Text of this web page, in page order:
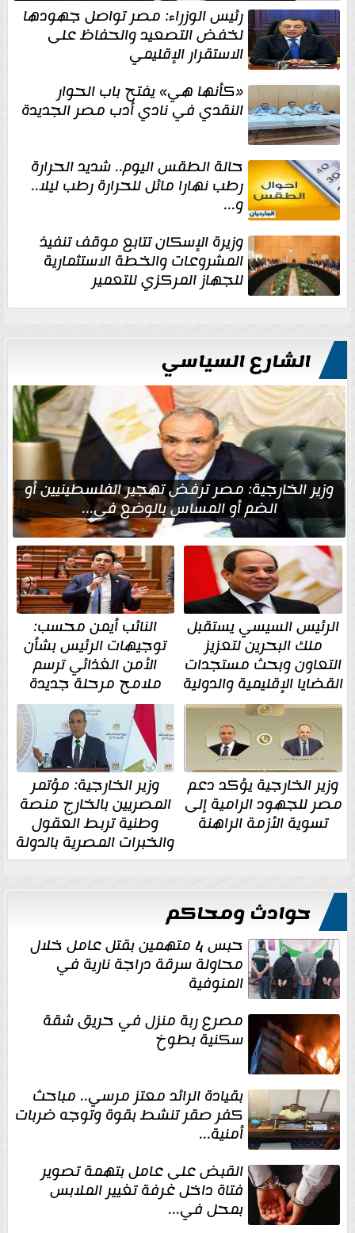
رئيس الوزراء: مصر تواصل جهودها
لخفض التصعيد والحفاظ على
الاستقرار الإقليمي
«كأنها هي» يفتح باب الحوار
النقدي في نادي أدب مصر الجديدة
حالة الطقس اليوم.. شديد الحرارة
رطب نهارا مائل للحرارة رطب ليلا..
و...
وزيرة الإسكان تتابع موقف تنفيذ
المشروعات والخطة الاستثمارية
للجهاز المركزي للتعمير
الشارع السياسي
وزير الخارجية: مصر ترفض تهجير الفلسطينيين أو
الضم أو المساس بالوضع في...
الرئيس السيسي يستقبل
ملك البحرين لتعزيز
التعاون وبحث مستجدات
القضايا الإقليمية والدولية
النائب أيمن محسب:
توجيهات الرئيس بشأن
الأمن الغذائي ترسم
ملامح مرحلة جديدة
وزير الخارجية يؤكد دعم
مصر للجهود الرامية إلى
تسوية الأزمة الراهنة
وزير الخارجية: مؤتمر
المصريين بالخارج منصة
وطنية تربط العقول
والخبرات المصرية بالدولة
حوادث ومحاكم
حبس 4 متهمين بقتل عامل خلال
محاولة سرقة دراجة نارية في
المنوفية
مصرع ربة منزل في حريق شقة
سكنية بطوخ
بقيادة الرائد معتز مرسي.. مباحث
كفر صقر تنشط بقوة وتوجه ضربات
أمنية...
القبض على عامل بتهمة تصوير
فتاة داخل غرفة تغيير الملابس
بمحل في...